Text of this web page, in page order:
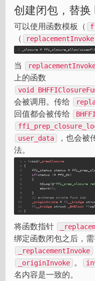
创建闭包，替换
可以使用函数模板（
（
replacementInvoke
1 _closure = ffi_closure_alloc(sizeof (
当
上的函数
void
会被调用。传给
回值都会被传给
user_data ，也会被
法。
1
2
3
4
5
6
7
8
9
10
11
12
- (void)
_prepClosure
{
ffi_status status =
if (status != FFI_OK)
    {
        NSLog(@
"ffi_prep_closure
        abort();
    }
// exchange invoke func imp
_originInvoke = (( __bridge
    ((
__bridge struct _BHBlock
}
将函数指针
绑定函数闭包之后，
_replacementInvoke
_originInvoke 。
名内容是一致的。